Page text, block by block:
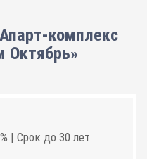
комплекс
Октябрь»
| Срок до 30 лет